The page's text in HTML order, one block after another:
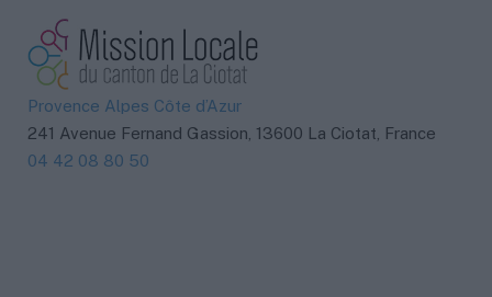
Provence Alpes Côte d’Azur
241 Avenue Fernand Gassion, 13600 La Ciotat, France
04 42 08 80 50